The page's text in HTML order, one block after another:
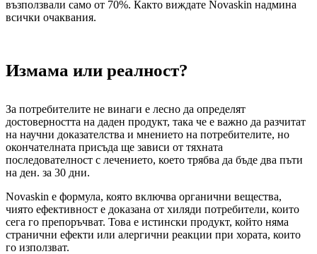
възползвали само от 70%. Както виждате Novaskin надмина
всички очаквания.
Измама или реалност?
За потребителите не винаги е лесно да определят
достоверността на даден продукт, така че е важно да разчитат
на научни доказателства и мнението на потребителите, но
окончателната присъда ще зависи от тяхната
последователност с лечението, което трябва да бъде два пъти
на ден. за 30 дни.
Novaskin е формула, която включва органични вещества,
чиято ефективност е доказана от хиляди потребители, които
сега го препоръчват. Това е истински продукт, който няма
странични ефекти или алергични реакции при хората, които
го използват.